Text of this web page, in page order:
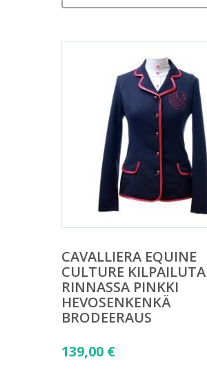
CAVALLIERA EQUINE
CULTURE
RINNASSA PINKKI
HEVOSENKENKÄ
BRODEERAUS
139,00 €